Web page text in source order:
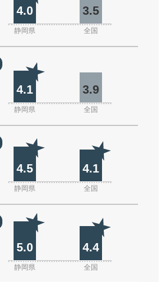
4.0 3.5
静岡県 全国
4.1 3.9
静岡県 全国
4.5 4.1
静岡県 全国
5.0 4.4
静岡県 全国